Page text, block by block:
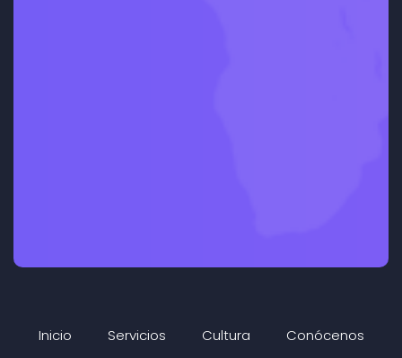
Inicio Servicios Cultura
Conócenos